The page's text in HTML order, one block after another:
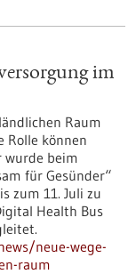
im
Raum
Rolle können
wurde beim
für Gesünder“
zum 11. Juli zu
Health Bus
neue-wege-
raum